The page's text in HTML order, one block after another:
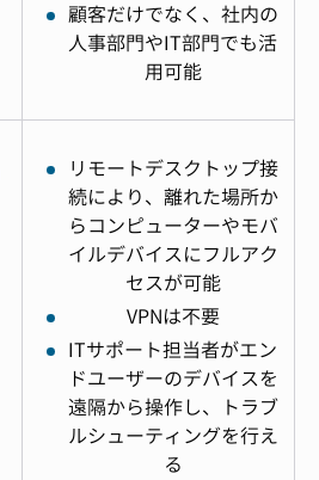
顧客だけでなく、社内の
人事部門やIT部門でも活
用可能
リモートデスクトップ接
続により、離れた場所か
らコンピューターやモバ
イルデバイスにフルアク
セスが可能
VPNは不要
ITサポート担当者がエン
ドユーザーのデバイスを
遠隔から操作し、トラブ
ルシューティングを行え
る